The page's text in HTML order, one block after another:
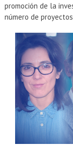
promoción de la
número de